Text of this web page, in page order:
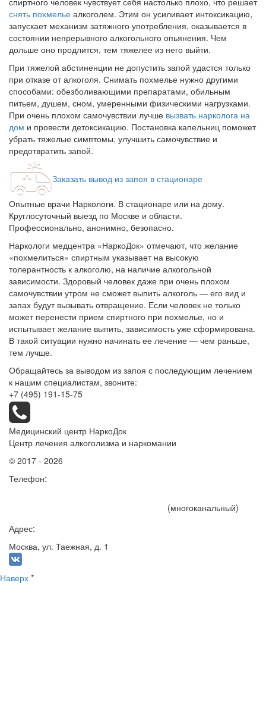
снять похмелье алкоголем. Этим он усиливает интоксикацию,
запускает механизм затяжного употребления, оказывается в
состоянии непрерывного алкогольного опьянения. Чем
дольше оно продлится, тем тяжелее из него выйти.
При тяжелой абстиненции не допустить запой удастся только
при отказе от алкоголя. Снимать похмелье нужно другими
способами: обезболивающими препаратами, обильным
питьем, душем, сном, умеренными физическими нагрузками.
При очень плохом самочувствии лучше вызвать нарколога на
дом и провести детоксикацию. Постановка капельниц поможет
убрать тяжелые симптомы, улучшить самочувствие и
предотвратить запой.
Заказать вывод из запоя в стационаре
Опытные врачи Наркологи. В стационаре или на дому.
Круглосуточный выезд по Москве и области.
Профессионально, анонимно, безопасно.
Наркологи медцентра «НаркоДок» отмечают, что желание
«похмелиться» спиртным указывает на высокую
толерантность к алкоголю, на наличие алкогольной
зависимости. Здоровый человек даже при очень плохом
самочувствии утром не сможет выпить алкоголь — его вид и
запах будут вызывать отвращение. Если человек не только
может перенести прием спиртного при похмелье, но и
испытывает желание выпить, зависимость уже сформирована.
В такой ситуации нужно начинать ее лечение — чем раньше,
тем лучше.
Обращайтесь за выводом из запоя с последующим лечением
к нашим специалистам, звоните:
+7 (495) 191-15-75
Медицинский центр НаркоДок
Центр лечения алкоголизма и наркомании
© 2017 - 2026
Телефон:
(многоканальный)
Адрес:
Москва, ул. Таежная, д. 1
Наверх *